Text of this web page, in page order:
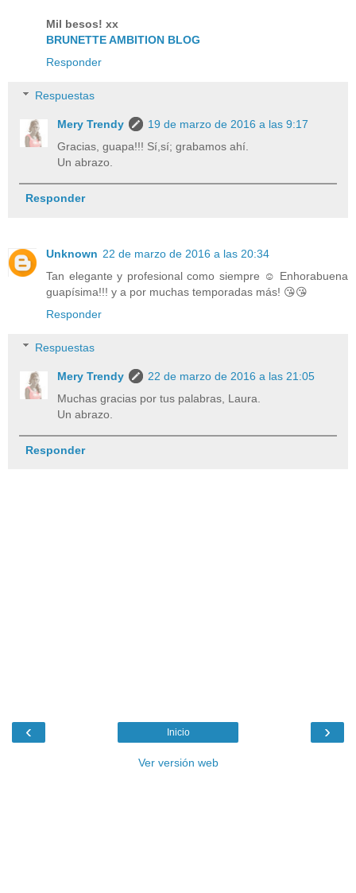
Mil besos! xx
BRUNETTE AMBITION BLOG
Responder
Respuestas
Mery Trendy
19 de marzo de 2016 a las 9:17
Gracias, guapa!!! Sí,sí; grabamos ahí.
Un abrazo.
Responder
Unknown 22 de marzo de 2016 a las 20:34
Tan elegante y profesional como siempre ☺️ Enhorabuena
guapísima!!! y a por muchas temporadas más! 😘😘
Responder
Respuestas
Mery Trendy
22 de marzo de 2016 a las 21:05
Muchas gracias por tus palabras, Laura.
Un abrazo.
Responder
‹ ›
Inicio
Ver versión web